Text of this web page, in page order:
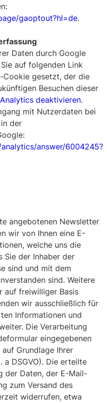
gaoptout?hl=de.
Daten durch Google
auf folgenden Link
Cookie gesetzt, der die
Besuchen dieser
deaktivieren.
mit Nutzerdaten bei
der
answer/6004245?
angebotenen Newsletter
wir von Ihnen eine E-
welche uns die
Sie der Inhaber der
sind und mit dem
sind. Weitere
auf freiwilliger Basis
wir ausschließlich für
Informationen und
Die Verarbeitung
eingegebenen
Grundlage Ihrer
a DSGVO). Die erteilte
der Daten, der E-Mail-
zum Versand des
widerrufen, etwa